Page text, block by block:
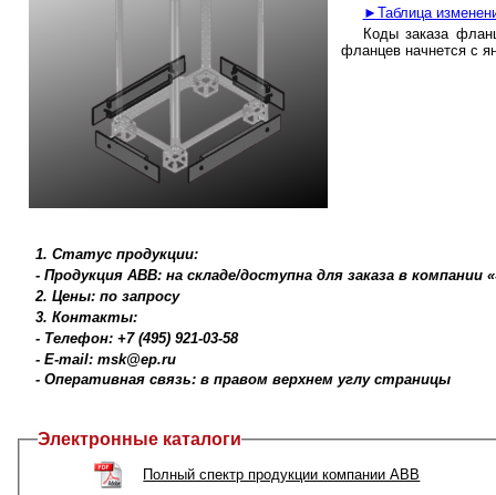
►Таблица
Коды заказа
фланцев начнется с
1. Статус продукции:
- Продукция ABB: на складе/доступна для заказа в
2. Цены: по запросу
3. Контакты:
- Телефон: +7 (495) 921-03-58
- E-mail: msk@ep.ru
- Оперативная связь: в правом верхнем углу страницы
Электронные каталоги
Полный спектр продукции компании ABB